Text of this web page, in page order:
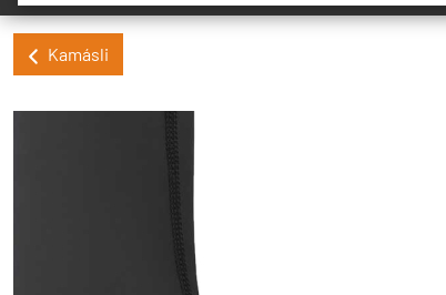
Kamásli